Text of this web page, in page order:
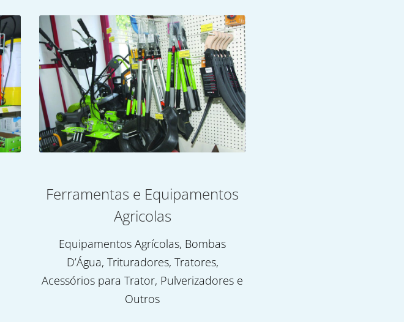
Ferramentas e Equipamentos
Agricolas
Equipamentos Agrícolas, Bombas
D’Água, Trituradores, Tratores,
Acessórios para Trator, Pulverizadores e
Outros